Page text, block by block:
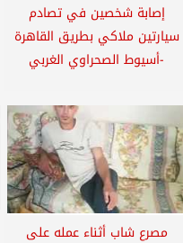
إصابة شخصين في تصادم
سيارتين ملاكي بطريق القاهرة
-أسيوط الصحراوي الغربي
مصرع شاب أثناء عمله على